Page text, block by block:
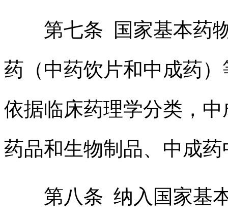
第七条 国家基本药
药（中药饮片和中成药
依据临床药理学分类，
药品和生物制品、中成
第八条 纳入国家基本